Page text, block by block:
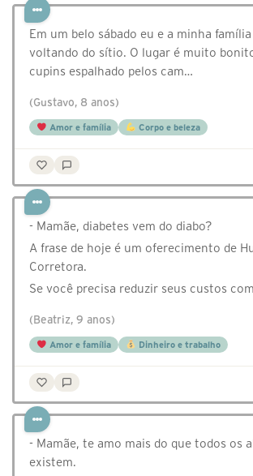
Em um belo sábado eu e a minha
voltando do sítio. O lugar é muito
cupins espalhado pelos cam…
(Gustavo, 8 anos)
Amor e família Corpo e beleza
- Mamãe, diabetes vem do diabo?
A frase de hoje é um oferecimento de
Corretora.
Se você precisa reduzir seus custos
(Beatriz, 9 anos)
Amor e família Dinheiro e trabalho
- Mamãe, te amo mais do que todos os
existem.